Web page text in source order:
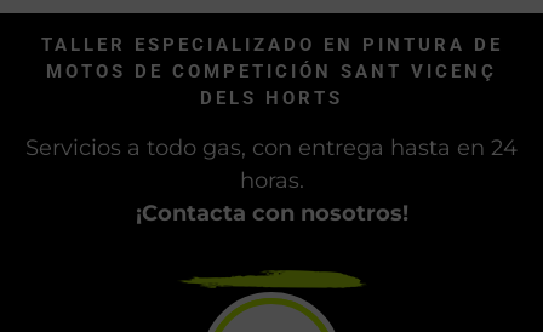
TALLER ESPECIALIZADO EN PINTURA DE
MOTOS DE COMPETICIÓN SANT VICENÇ
DELS HORTS
Servicios a todo gas, con entrega hasta en 24
horas.
¡Contacta con nosotros!